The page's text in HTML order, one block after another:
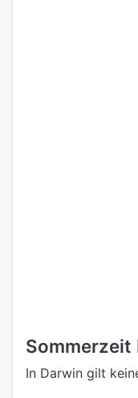
Sommerzeit
In Darwin gilt